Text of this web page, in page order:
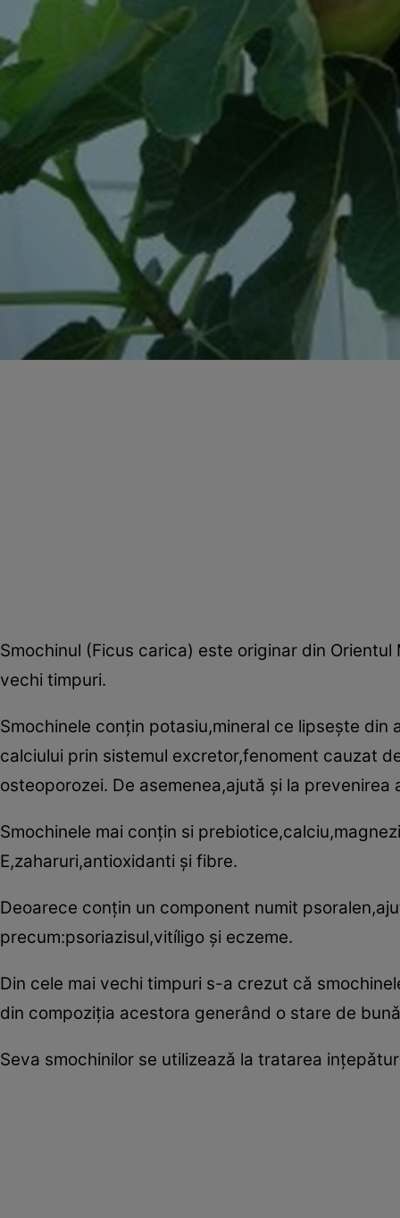
Smochinul (Ficus carica) este originar din
vechi timpuri.
Smochinele conţin potasiu,mineral ce lipseşte
calciului prin sistemul excretor,fenoment cauzat
osteoporozei. De asemenea,ajutǎ şi la
Smochinele mai conţin si
E,zaharuri,antioxidanti şi fibre.
Deoarece conţin un component numit
precum:psoriazisul,vitíligo şi eczeme.
Din cele mai vechi timpuri s-a crezut cǎ
din compoziţia acestora generând o stare de
Seva smochinilor se utilizeazǎ la tratarea